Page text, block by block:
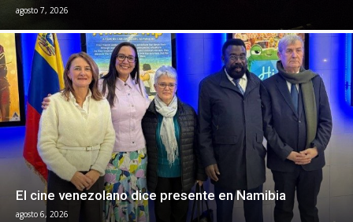
agosto 7, 2026
El cine venezolano dice presente en Namibia
agosto 6, 2026